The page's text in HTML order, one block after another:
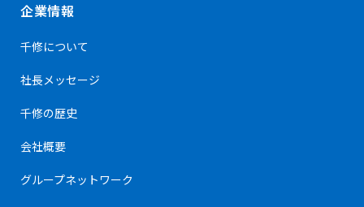
企業情報
千修について
社長メッセージ
千修の歴史
会社概要
グループネットワーク